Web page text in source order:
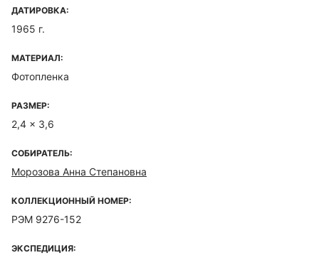
ДАТИРОВКА:
1965 г.
МАТЕРИАЛ:
Фотопленка
РАЗМЕР:
2,4 x 3,6
СОБИРАТЕЛЬ:
Морозова Анна Степановна
КОЛЛЕКЦИОННЫЙ НОМЕР:
РЭМ 9276-152
ЭКСПЕДИЦИЯ: